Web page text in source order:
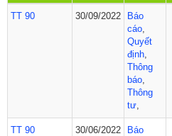
TT 90 30/09/2022
Báo
cáo
Quyết
định
Thông
báo
Thông
tư
TT 90 30/06/2022
Báo